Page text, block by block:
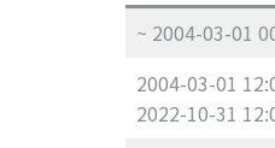
~ 2004-03-01
2004-03-01
2022-10-31